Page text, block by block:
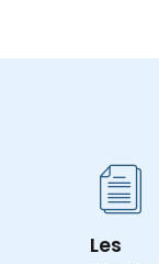
Les